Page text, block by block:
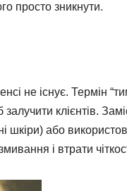
просто зникнути.
не існує. Термін
клієнтів.
шкіри) або
і втрати